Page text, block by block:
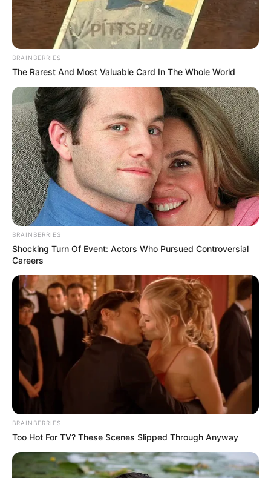
BRAINBERRIES
The Rarest And Most Valuable Card In The Whole World
BRAINBERRIES
Shocking Turn Of Event: Actors Who Pursued Controversial
Careers
BRAINBERRIES
Too Hot For TV? These Scenes Slipped Through Anyway